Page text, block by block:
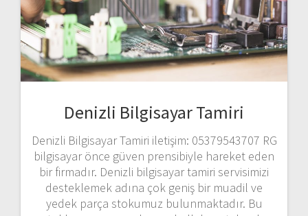
Denizli Bilgisayar Tamiri
Denizli Bilgisayar Tamiri iletişim: 05379543707 RG
bilgisayar önce güven prensibiyle hareket eden
bir firmadır. Denizli bilgisayar tamiri servisimizi
desteklemek adına çok geniş bir muadil ve
yedek parça stokumuz bulunmaktadır. Bu